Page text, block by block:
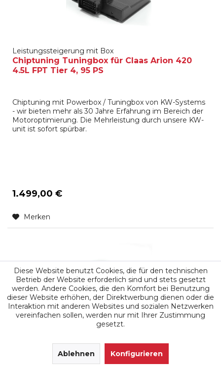
Leistungssteigerung mit Box
Chiptuning Tuningbox für Claas Arion 420
4.5L FPT Tier 4, 95 PS
Chiptuning mit Powerbox / Tuningbox von KW-Systems
- wir bieten mehr als 30 Jahre Erfahrung im Bereich der
Motoroptimierung. Die Mehrleistung durch unsere KW-
unit ist sofort spürbar.
1.499,00 €
Merken
Chiptuning Tuningbox für Claas Arion 430
4.5L DPS 4045, 116 PS
Diese Website benutzt Cookies, die für den technischen
Betrieb der Website erforderlich sind und stets gesetzt
werden. Andere Cookies, die den Komfort bei Benutzung
dieser Website erhöhen, der Direktwerbung dienen oder die
Interaktion mit anderen Websites und sozialen Netzwerken
vereinfachen sollen, werden nur mit Ihrer Zustimmung
gesetzt.
Ablehnen Konfigurieren
SEHR GUT (4.9 / 5)
Bewertungen bei: google.de, shopvote.de ⓘ
Informationen zur Echtheit der Bewertungen